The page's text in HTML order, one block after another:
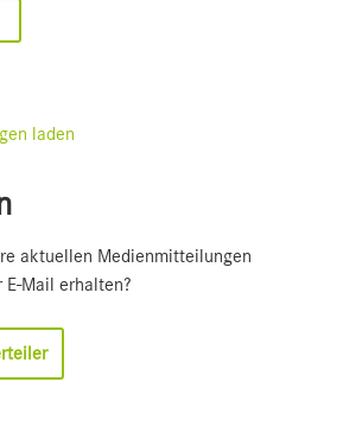
laden
aktuellen Medienmitteilungen
Mail erhalten?